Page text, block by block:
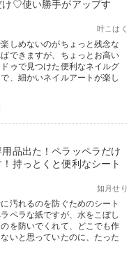
け♡使い勝手がアップす
叶こはく
しめないのがちょっと残念な
できますが、ちょっとお高い
ゥで見つけた便利なネイルグ
、細かいネイルアートが楽し
品出た！ペラッペラだけ
持っとくと便利なシート
如月せり
汚れるのを防ぐためのシート
ペラな紙ですが、水をこぼし
を防いでくれて、どこでも作
いと思っていたのに、たった